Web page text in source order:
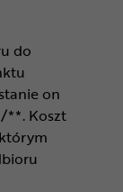
do
on
**. Koszt